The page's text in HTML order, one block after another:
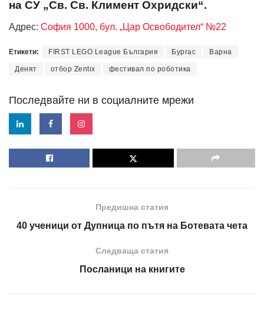
на СУ „Св. Св. Климент Охридски“.
Адрес: София 1000, бул. „Цар Освободител“ №22
Етикети: FIRST LEGO League България Бургас Варна
Денят отбор Zentix фестивал по роботика
Последвайте ни в социалните мрежи
Предишна статия
40 ученици от Дупница по пътя на Ботевата чета
Следваща статия
Посланици на книгите